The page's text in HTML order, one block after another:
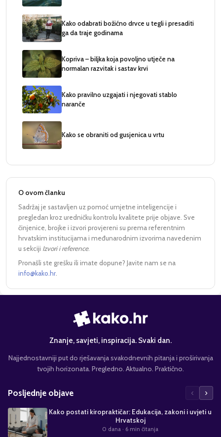
Kako odabrati božićno drvce u tegli i presaditi
ga da traje godinama
Kopriva – biljka koja povoljno utječe na
normalan razvitak i sastav krvi
Kako pravilno uzgajati i njegovati stablo
naranče
Kako se obraniti od gusjenica u vrtu
O ovom članku
Sadržaj je sastavljen uz pomoć umjetne inteligencije i
pregledan kroz uredničku kontrolu kvalitete prije objave. Sve
činjenice, brojke i izvori provjereni su prema referentnim
hrvatskim institucijama i međunarodnim izvorima navedenim
u sekciji Izvori i reference.
Pronašli ste grešku ili imate dopune? Javite nam se na
info@kako.hr
Znanje, savjeti, inspiracija. Svaki dan.
Najjednostavniji put do rješavanja svakodnevnih pitanja i proširivanja
tvojih horizonata. Pregledno. Aktualno. Praktično.
Posljednje objave ‹ ›
Kako postati kiropraktičar: Edukacija, zakoni i uvjeti u
Hrvatskoj
0 dana · 6 min čitanja